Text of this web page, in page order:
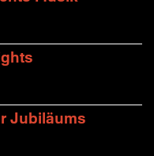
Jubiläums